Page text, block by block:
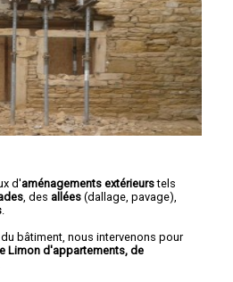
d'aménagements extérieurstels
, des allées (dallage, pavage),
bâtiment, nous intervenons pour
Limon d'appartements, de